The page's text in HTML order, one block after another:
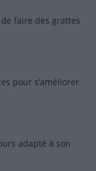
faire des grattes
pour s’améliorer
adapté à son